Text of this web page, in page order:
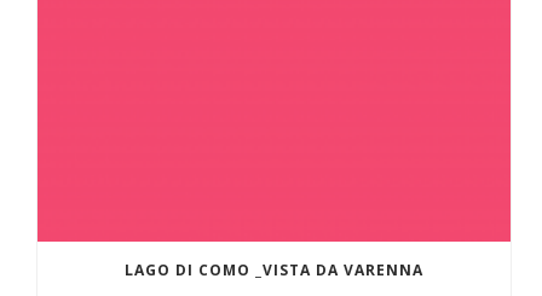
LAGO DI COMO _VISTA DA VARENNA